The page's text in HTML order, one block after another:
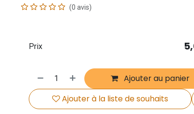
(0 avis)
Ajouter au panier
Ajouter à la liste de souhaits
Prix